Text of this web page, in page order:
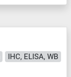
IHC, ELISA, WB